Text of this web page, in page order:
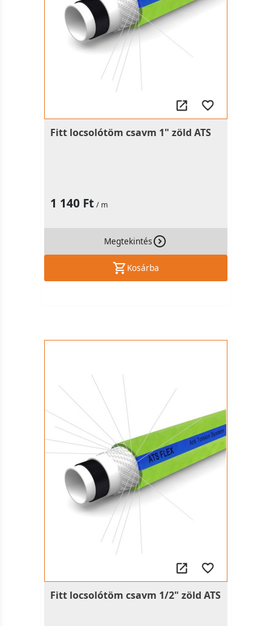
Fitt locsolótöm csavm 1" zöld ATS
1 140 Ft / m
Megtekintés
Kosárba
Fitt locsolótöm csavm 1/2" zöld ATS